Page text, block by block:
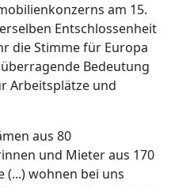
am 15.
Entschlossenheit
die Stimme für Europa
Bedeutung
Arbeitsplätze und
aus 80
und Mieter aus 170
(...) wohnen bei uns